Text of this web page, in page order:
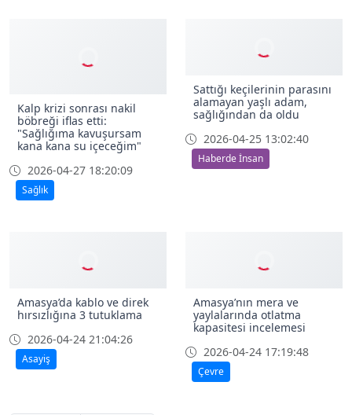
Kalp krizi sonrası nakil
böbreği iflas etti:
"Sağlığıma kavuşursam
kana kana su içeceğim"
2026-04-27 18:20:09
Sağlık
Sattığı keçilerinin parasını
alamayan yaşlı adam,
sağlığından da oldu
2026-04-25 13:02:40
Haberde İnsan
Amasya’da kablo ve direk
hırsızlığına 3 tutuklama
2026-04-24 21:04:26
Asayiş
Amasya’nın mera ve
yaylalarında otlatma
kapasitesi incelemesi
2026-04-24 17:19:48
Çevre